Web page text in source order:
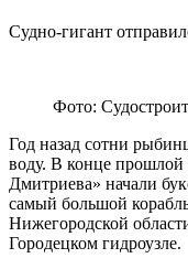
Судно-гигант
Фото:
Год назад сотни
воду. В конце прошлой
Дмитриева» начали
самый большой
Нижегородской
Городецком гидроузле.